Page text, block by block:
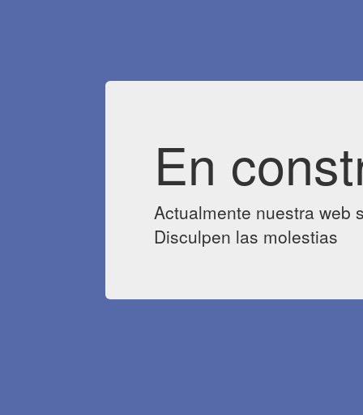
En
Actualmente nuestra web
Disculpen las molestias